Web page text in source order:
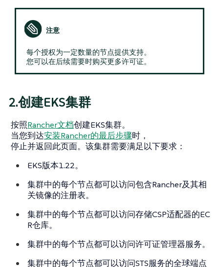
每个授权为一定数量的节点提供支持。
您可以在后续需要时购买更多许可证。
2.创建EKS集群
按照Rancher文档创建EKS集群。
当您到达安装Rancher的最后步骤时，
停止并返回此页面。该集群需要满足以下要求：
EKS版本1.22。
集群中的每个节点都可以访问包含Rancher及其相
关镜像的注册表。
集群中的每个节点都可以访问存储CSP适配器的EC
R仓库。
集群中的每个节点都可以访问许可证管理器服务。
集群中的每个节点都可以访问STS服务的全球端点